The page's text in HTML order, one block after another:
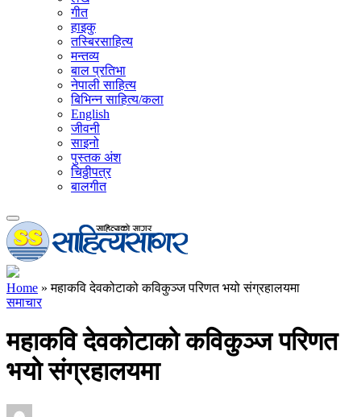
गीत
हाइकु
तस्बिरसाहित्य
मन्तव्य
बाल प्रतिभा
नेपाली साहित्य
बिभिन्न साहित्य/कला
English
जीवनी
साइनो
पुस्तक अंश
चिठ्ठीपत्र
बालगीत
Home »महाकवि देवकोटाको कविकुञ्ज परिणत भयो संग्रहालयमा
समाचार
महाकवि देवकोटाको कविकुञ्ज परिणत
भयो संग्रहालयमा